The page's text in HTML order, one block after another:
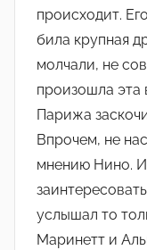
происходит.
била крупная
молчали, не
произошла эта
Парижа
Впрочем, не
мнению Нино.
услышал то
Маринетт и